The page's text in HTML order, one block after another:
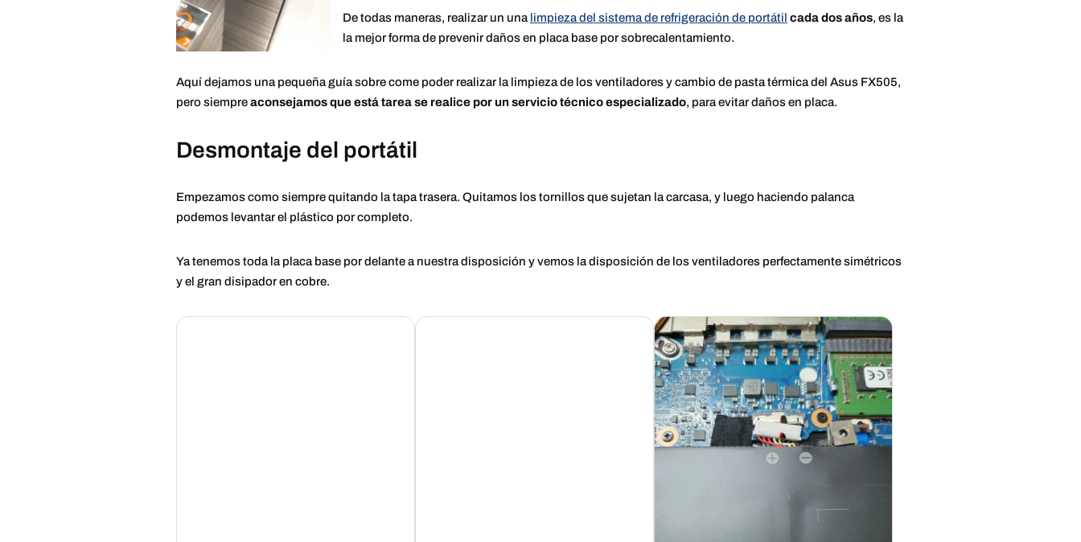
De todas maneras, realizar un una limpieza del sistema de refrigeración de portátil cada dos años, es la
la mejor forma de prevenir daños en placa base por sobrecalentamiento.
Aquí dejamos una pequeña guía sobre come poder realizar la limpieza de los ventiladores y cambio de pasta térmica del Asus FX505,
pero siempreaconsejamos que está tarea se realice por un servicio técnico especializado, para evitar daños en placa.
Desmontaje del portátil
Empezamos como siempre quitando la tapa trasera. Quitamos los tornillos que sujetan la carcasa, y luego haciendo palanca
podemos levantar el plástico por completo.
Ya tenemos toda la placa base por delante a nuestra disposición y vemos la disposición de los ventiladores perfectamente simétricos
y el gran disipador en cobre.